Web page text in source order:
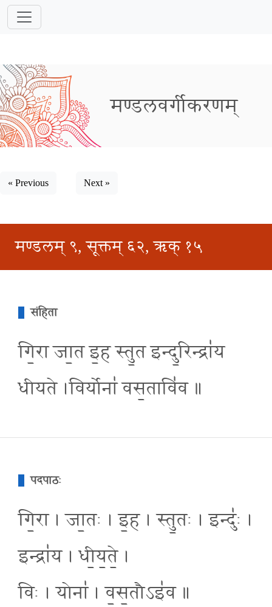
मण्डलवर्गीकरणम्
« Previous Next »
मण्डलम् ९, सूक्तम् ६२, ऋक् १५
संहिता
गि॒रा जा॒त इ॒ह स्तु॒त इन्दु॒रिन्द्रा॑य
धीयते ।विर्योना॑ वस॒तावि॑व ॥
पदपाठः
गि॒रा । जा॒तः । इ॒ह । स्तु॒तः । इन्दुः॑ ।
इन्द्रा॑य । धी॒य॒ते॒ ।
विः । योना॑ । व॒स॒तौऽइ॑व ॥